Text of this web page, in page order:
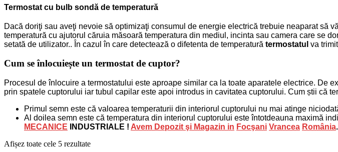
Termostat cu bulb sondă de temperatură
Dacă doriţi sau aveţi nevoie să optimizaţi consumul de energie electrică trebuie neaparat să
temperatură cu ajutorul căruia măsoară temperatura din mediul, incinta sau camera care se
setată de utilizator.. În cazul în care detectează o difetenta de temperatură termostatul va
Cum se înlocuiește un termostat de cuptor?
Procesul de înlocuire a termostatului este aproape similar ca la toate aparatele electrice. De
prin spatele cuptorului iar tubul capilar este apoi introdus in cavitatea cuptorului. Cum știi că
Primul semn este că valoarea temperaturii din interiorul cuptorului nu mai atinge
Al doilea semn este că temperatura din interiorul cuptorului este întotdeauna maximă
MECANICE INDUSTRIALE ! Avem Depozit şi Magazin in Focşani Vrancea România
Afișez toate cele 5 rezultate